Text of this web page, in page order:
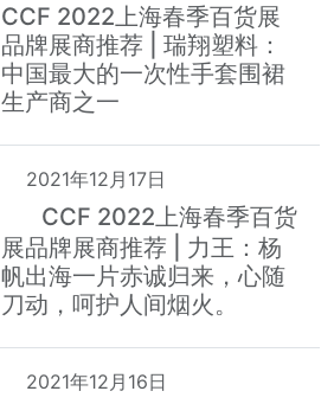
CCF 2022上海春季百货展
品牌展商推荐 | 瑞翔塑料：
中国最大的一次性手套围裙
生产商之一
2021年12月17日
CCF 2022上海春季百货
展品牌展商推荐 | 力王：杨
帆出海一片赤诚归来，心随
刀动，呵护人间烟火。
2021年12月16日